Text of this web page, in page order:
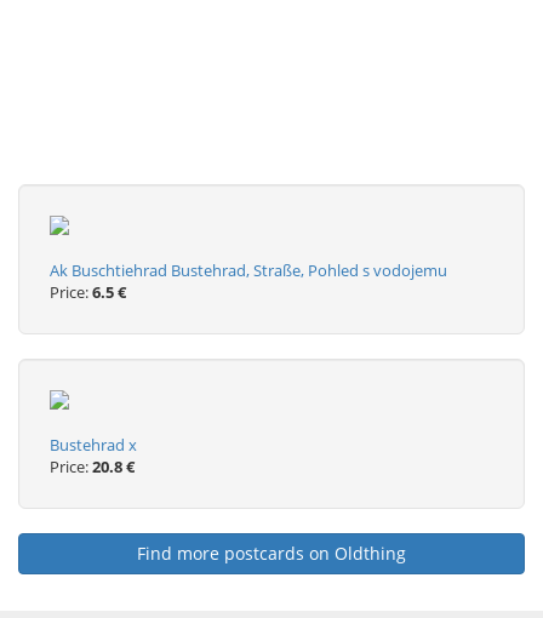
Ak Buschtiehrad Bustehrad, Straße, Pohled s vodojemu
Price:6.5 €
Bustehrad x
Price:20.8 €
Find more postcards on Oldthing